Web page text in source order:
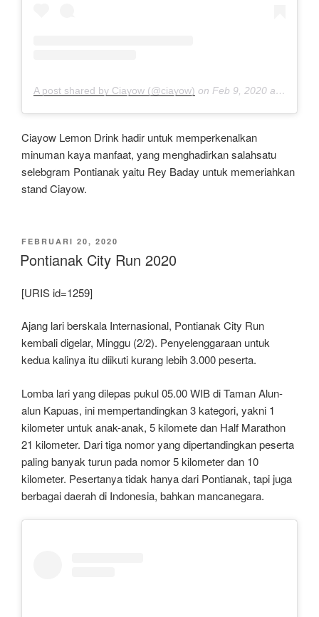
A post shared by Ciayow (@ciayow) on Feb 9, 2020 at 10:22pm PST
Ciayow Lemon Drink hadir untuk memperkenalkan
minuman kaya manfaat, yang menghadirkan salahsatu
selebgram Pontianak yaitu Rey Baday untuk memeriahkan
stand Ciayow.
DIPOSKAN
PADA
FEBRUARI 20, 2020
Pontianak City Run 2020
[URIS id=1259]
Ajang lari berskala Internasional, Pontianak City Run
kembali digelar, Minggu (2/2). Penyelenggaraan untuk
kedua kalinya itu diikuti kurang lebih 3.000 peserta.
Lomba lari yang dilepas pukul 05.00 WIB di Taman Alun-
alun Kapuas, ini mempertandingkan 3 kategori, yakni 1
kilometer untuk anak-anak, 5 kilomete dan Half Marathon
21 kilometer. Dari tiga nomor yang dipertandingkan peserta
paling banyak turun pada nomor 5 kilometer dan 10
kilometer. Pesertanya tidak hanya dari Pontianak, tapi juga
berbagai daerah di Indonesia, bahkan mancanegara.